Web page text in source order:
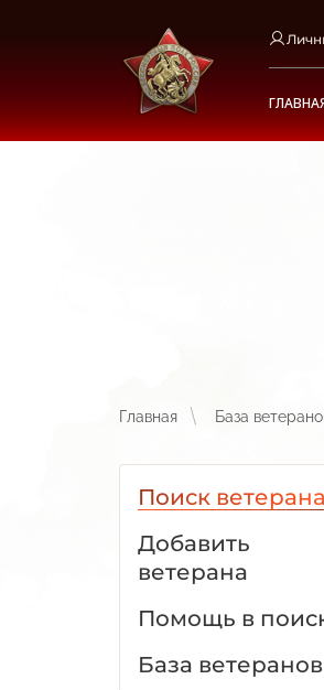
Главная База
Поиск ветерана
Добавить
ветерана
Помощь в
База ветеранов